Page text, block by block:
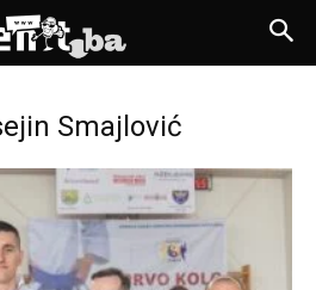
Smajlović